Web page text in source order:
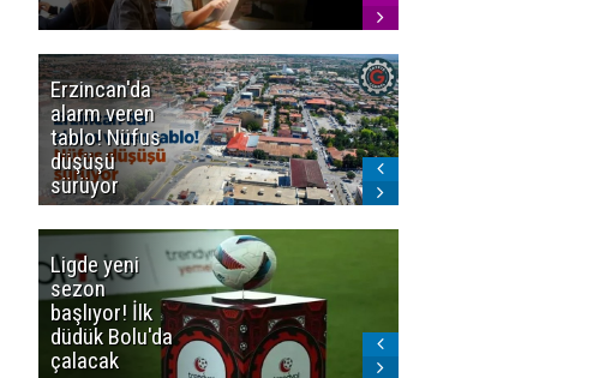
Erzincan'da
alarm veren
tablo! Nüfus
düşüşü
sürüyor
Ligde yeni
sezon
başlıyor! İlk
düdük Bolu'da
çalacak